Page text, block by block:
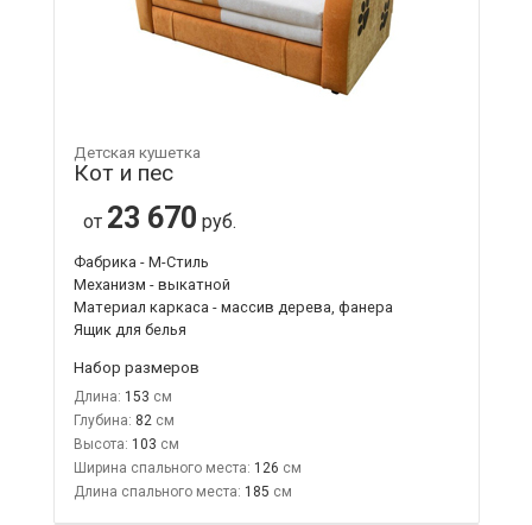
Детская кушетка
Кот и пес
от 23 670 руб.
Фабрика - М-Стиль
Механизм - выкатной
Материал каркаса - массив дерева, фанера
Ящик для белья
Набор размеров
Длина: 153
Глубина: 82
Высота: 103
Ширина спального места: 126
Длина спального места: 185